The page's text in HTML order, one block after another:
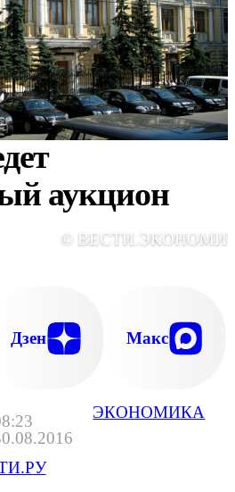
ЭКОНОМИКА
аукцион
©
Дзен Макс